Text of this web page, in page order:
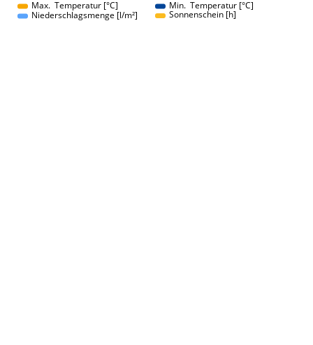
Max. Temperatur [°C]
Min. Temperatur [°C]
Niederschlagsmenge [l/m²]
Sonnenschein [h]